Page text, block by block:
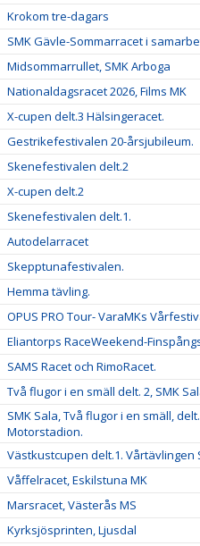
Krokom tre-dagars
SMK Gävle-Sommarracet i
Midsommarrullet, SMK Arboga
Nationaldagsracet 2026, Films MK
X-cupen delt.3 Hälsingeracet.
Gestrikefestivalen 20-årsjubileum.
Skenefestivalen delt.2
X-cupen delt.2
Skenefestivalen delt.1.
Autodelarracet
Skepptunafestivalen.
Hemma tävling.
OPUS PRO Tour- VaraMKs
Eliantorps RaceWeekend-
SAMS Racet och RimoRacet.
Två flugor i en smäll delt. 2, SMK
SMK Sala, Två flugor i en smäll,
Motorstadion.
Västkustcupen delt.1. Vårtävlingen
Våffelracet, Eskilstuna MK
Marsracet, Västerås MS
Kyrksjösprinten, Ljusdal